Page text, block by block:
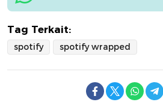
Tag Terkait:
spotify spotify wrapped